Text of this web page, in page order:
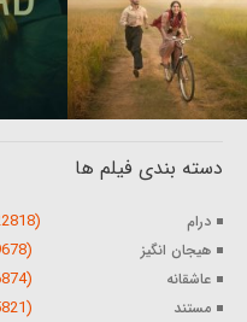
دسته بندی فیلم ها
درام (22818)
هیجان انگیز (9678)
عاشقانه (6874)
مستند (5821)